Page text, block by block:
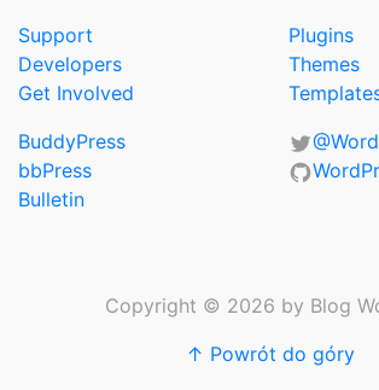
Support
Developers
Get Involved
Plugins
Themes
BuddyPress
bbPress
Bulletin
Copyright © 2026 by Blog
↑ Powrót do góry